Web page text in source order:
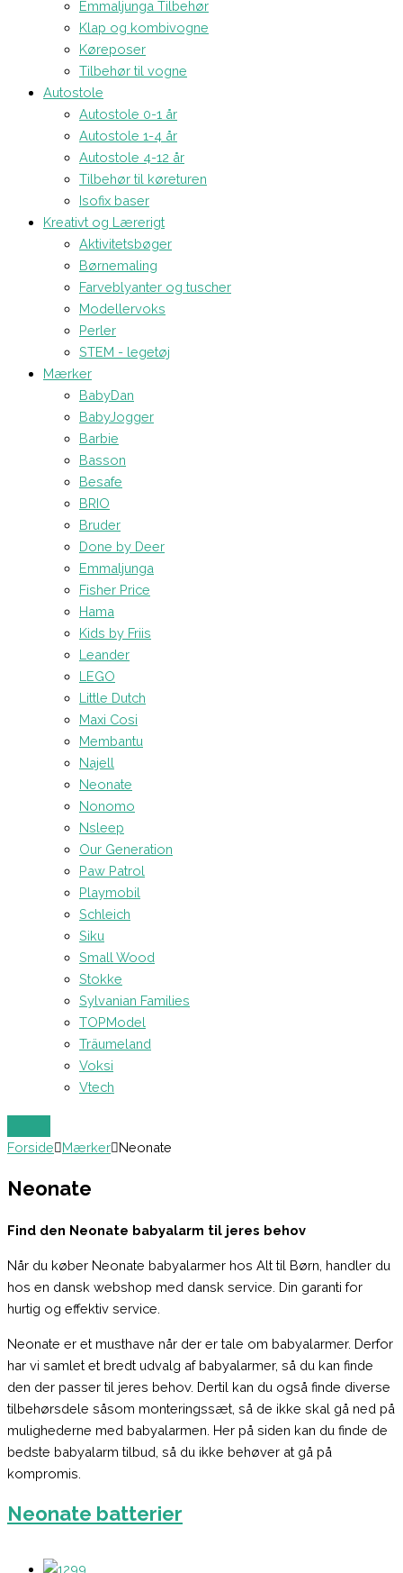
Emmaljunga Tilbehør
Klap og kombivogne
Køreposer
Tilbehør til vogne
Autostole
Autostole 0-1 år
Autostole 1-4 år
Autostole 4-12 år
Tilbehør til køreturen
Isofix baser
Kreativt og Lærerigt
Aktivitetsbøger
Børnemaling
Farveblyanter og tuscher
Modellervoks
Perler
STEM - legetøj
Mærker
BabyDan
BabyJogger
Barbie
Basson
Besafe
BRIO
Bruder
Done by Deer
Emmaljunga
Fisher Price
Hama
Kids by Friis
Leander
LEGO
Little Dutch
Maxi Cosi
Membantu
Najell
Neonate
Nonomo
Nsleep
Our Generation
Paw Patrol
Playmobil
Schleich
Siku
Small Wood
Stokke
Sylvanian Families
TOPModel
Träumeland
Voksi
Vtech
Forside Mærker Neonate
Neonate
Find den Neonate babyalarm til jeres behov
Når du køber Neonate babyalarmer hos Alt til Børn, handler du
hos en dansk webshop med dansk service. Din garanti for
hurtig og effektiv service.
Neonate er et musthave når der er tale om babyalarmer. Derfor
har vi samlet et bredt udvalg af babyalarmer, så du kan finde
den der passer til jeres behov. Dertil kan du også finde diverse
tilbehørsdele såsom monteringssæt, så de ikke skal gå ned på
mulighederne med babyalarmen. Her på siden kan du finde de
bedste babyalarm tilbud, så du ikke behøver at gå på
kompromis.
Neonate batterier